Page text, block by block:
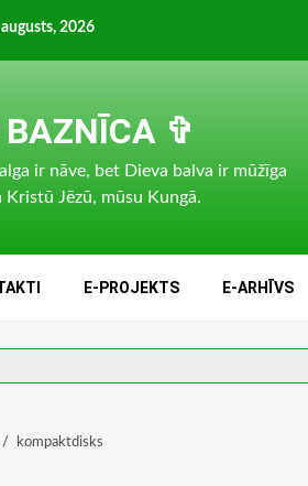
2026
✞
ir nāve, bet Dieva balva ir mūžīga
Kristū Jēzū, mūsu Kungā.
E-PROJEKTS E-ARHĪVS
kompaktdisks